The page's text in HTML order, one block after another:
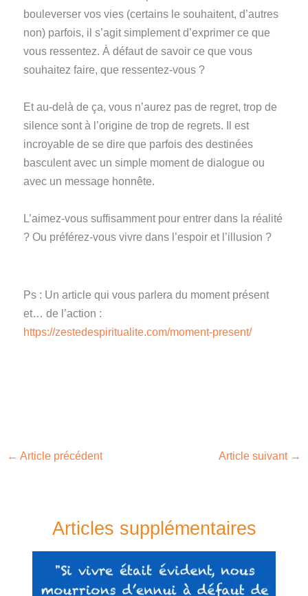
bouleverser vos vies (certains le souhaitent, d’autres
non) parfois, il s’agit simplement d’exprimer ce que
vous ressentez. À défaut de savoir ce que vous
souhaitez faire, que ressentez-vous ?
Et au-delà de ça, vous n’aurez pas de regret, trop de
silence sont à l’origine de trop de regrets. Il est
incroyable de se dire que parfois des destinées
basculent avec un simple moment de dialogue ou
avec un message honnête.
L’aimez-vous suffisamment pour entrer dans la réalité
? Ou préférez-vous vivre dans l’espoir et l’illusion ?
Ps : Un article qui vous parlera du moment présent
et… de l’action :
https://zestedespiritualite.com/moment-present/
← Article précédent Article suivant →
Articles supplémentaires